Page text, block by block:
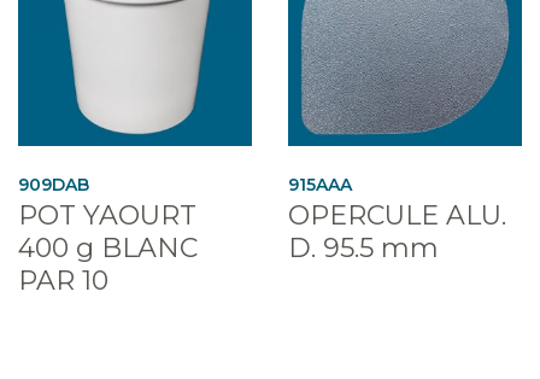
909DAB
POT YAOURT
400 g BLANC
PAR 10
915AAA
OPERCULE ALU.
D. 95.5 mm